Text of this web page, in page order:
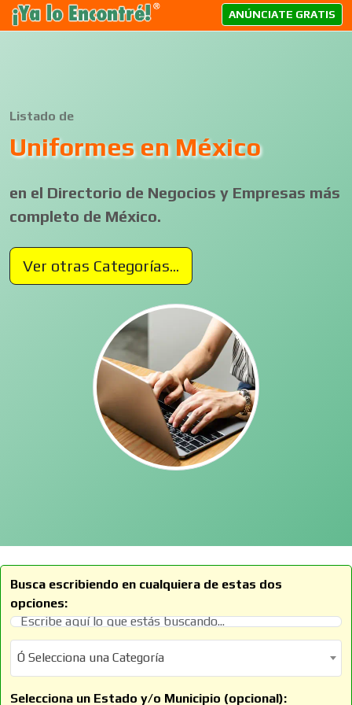
ANÚNCIATE GRATIS
Listado de
Uniformes en México
en el Directorio de Negocios y Empresas más
completo de México.
Ver otras Categorías...
Busca escribiendo en cualquiera de estas dos
opciones:
Ó Selecciona una Categoría
Ó Selecciona una Categoría
Selecciona un Estado y/o Municipio (opcional):